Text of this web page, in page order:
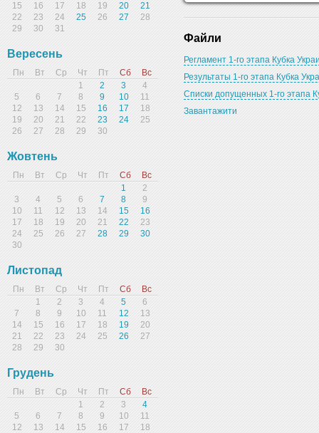
15
16 17 18 19 20
21
22
23 24 25 26 27
28
29
30 31
Вересень
Пн Вт Ср Чт Пт Сб
Вс
1
2 3
4
5
6 7 8 9 10
11
12
13 14 15 16 17
18
19
20 21 22 23 24
25
26
27 28 29 30
Жовтень
Пн Вт Ср Чт Пт Сб
Вс
1
2
3
4 5 6 7 8
9
10
11 12 13 14 15
16
17
18 19 20 21 22
23
24
25 26 27 28 29
30
30
Листопад
Пн Вт Ср Чт Пт Сб
Вс
1
2 3 4 5
6
7
8 9 10 11 12
13
14
15 16 17 18 19
20
21
22 23 24 25 26
27
28
29 30
Грудень
Пн Вт Ср Чт Пт Сб
Вс
1
2 3
4
5
6 7 8 9 10
11
12
13 14 15 16 17
18
Файли
Регламент 1-го этапа Кубка
Результаты 1-го этапа Кубка
Списки допущенных 1-го этапа
Завантажити